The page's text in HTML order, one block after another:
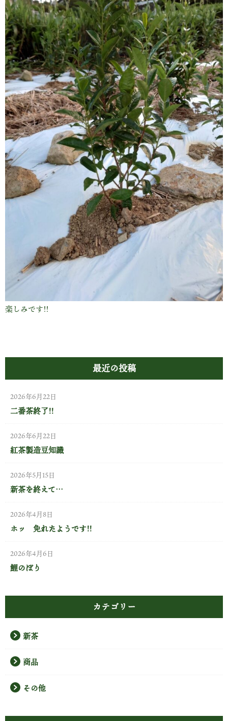
楽しみです!!
最近の投稿
二番茶終了!!
2026年6月22日
紅茶製造豆知識
2026年6月22日
新茶を終えて…
2026年5月15日
ホッ 免れたようです!!
2026年4月8日
鯉のぼり
2026年4月6日
カテゴリー
新茶
商品
その他